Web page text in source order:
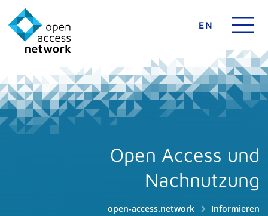
EN
Open Access und
Nachnutzung
open-access.network
Informieren